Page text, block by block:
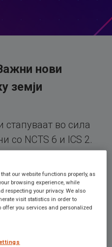
нови
земји
стапуваат во сила
со NCTS 6 и ICS 2.
да управува со
ги наведуваме
барања;
our website functions properly, as
browsing experience, while
respecting your privacy. We also
visit statistics in order to
offer you services and personalized